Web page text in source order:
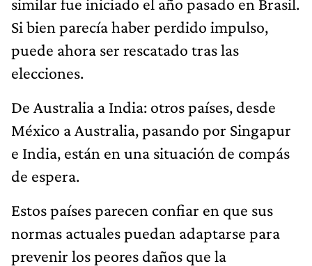
Si bien parecía haber perdido impulso,
puede ahora ser rescatado tras las
elecciones.
De Australia a India: otros países, desde
México a Australia, pasando por Singapur
e India, están en una situación de compás
de espera.
Estos países parecen confiar en que sus
normas actuales puedan adaptarse para
prevenir los peores daños que la